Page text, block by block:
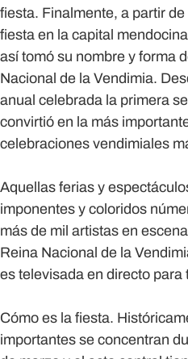
fiesta. Finalmente, a partir
fiesta en la capital
así tomó su nombre y forma
Nacional de la Vendimia.
anual celebrada la primera
convirtió en la más
celebraciones vendimiales
Aquellas ferias y
imponentes y coloridos
más de mil artistas en
Reina Nacional de la
es televisada en directo para
Cómo es la fiesta.
importantes se concentran